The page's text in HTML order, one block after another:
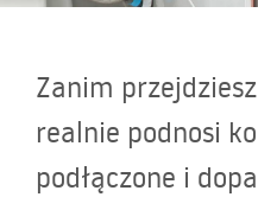
Zanim
realnie podnosi
podłączone i